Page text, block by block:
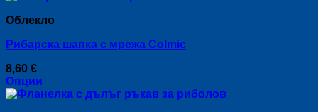
on
the
product
page
has
variants.
options
may
be
Облекло
Рибарска шапка с мрежа Colmic
8,60 €
Опции
This